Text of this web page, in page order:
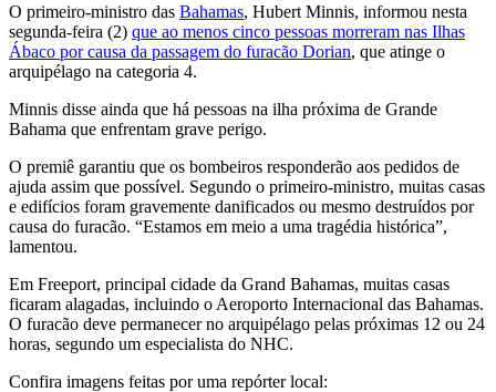
O primeiro-ministro das Bahamas, Hubert Minnis, informou nesta
segunda-feira (2) que ao menos cinco pessoas morreram nas Ilhas
Ábaco por causa da passagem do furacão Dorian, que atinge o
arquipélago na categoria 4.
Minnis disse ainda que há pessoas na ilha próxima de Grande
Bahama que enfrentam grave perigo.
O premiê garantiu que os bombeiros responderão aos pedidos de
ajuda assim que possível. Segundo o primeiro-ministro, muitas casas
e edifícios foram gravemente danificados ou mesmo destruídos por
causa do furacão. “Estamos em meio a uma tragédia histórica”,
lamentou.
Em Freeport, principal cidade da Grand Bahamas, muitas casas
ficaram alagadas, incluindo o Aeroporto Internacional das Bahamas.
O furacão deve permanecer no arquipélago pelas próximas 12 ou 24
horas, segundo um especialista do NHC.
Confira imagens feitas por uma repórter local: